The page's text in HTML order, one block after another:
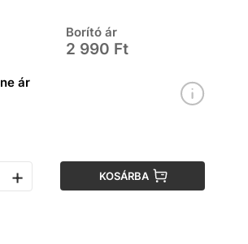
Borító ár
2 990 Ft
ár
+ KOSÁRBA